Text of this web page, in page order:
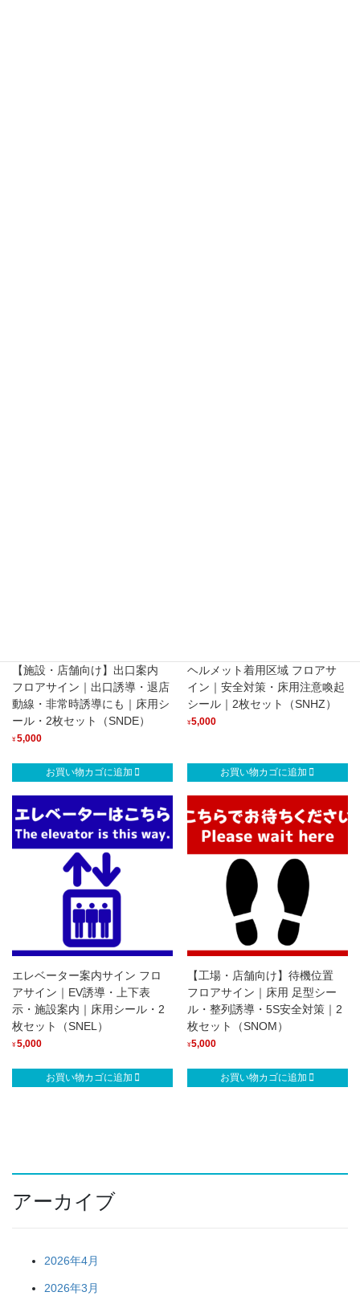
【施設・店舗向け】出口案内
フロアサイン｜出口誘導・退店
動線・非常時誘導にも｜床用シ
ール・2枚セット（SNDE）
¥5,000
お買い物カゴに追加
ヘルメット着用区域 フロアサ
イン｜安全対策・床用注意喚起
シール｜2枚セット（SNHZ）
¥5,000
お買い物カゴに追加
エレベーター案内サイン フロ
アサイン｜EV誘導・上下表
示・施設案内｜床用シール・2
枚セット（SNEL）
¥5,000
お買い物カゴに追加
【工場・店舗向け】待機位置
フロアサイン｜床用 足型シー
ル・整列誘導・5S安全対策｜2
枚セット（SNOM）
¥5,000
お買い物カゴに追加
アーカイブ
2026年4月
2026年3月